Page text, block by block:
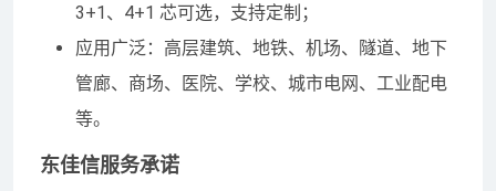
3+1、4+1 芯可选，支持定制；
应用广泛：高层建筑、地铁、机场、隧道、地下
管廊、商场、医院、学校、城市电网、工业配电
等。
东佳信服务承诺